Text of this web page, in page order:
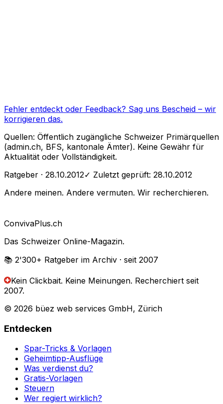
Fehler entdeckt oder Feedback? Sag uns Bescheid – wir
korrigieren das.
Quellen: Öffentlich zugängliche Schweizer Primärquellen
(admin.ch, BFS, kantonale Ämter). Keine Gewähr für
Aktualität oder Vollständigkeit.
Ratgeber · 28.10.2012✓ Zuletzt geprüft: 28.10.2012
Andere meinen. Andere vermuten. Wir recherchieren.
ConvivaPlus.ch
Das Schweizer Online-Magazin.
📚 2'300+ Ratgeber im Archiv · seit 2007
Kein Clickbait. Keine Meinungen. Recherchiert seit
2007.
© 2026 büez web services GmbH, Zürich
Entdecken
Spar-Tricks & Vorlagen
Geheimtipp-Ausflüge
Was verdienst du?
Gratis-Vorlagen
Steuern
Wer regiert wirklich?